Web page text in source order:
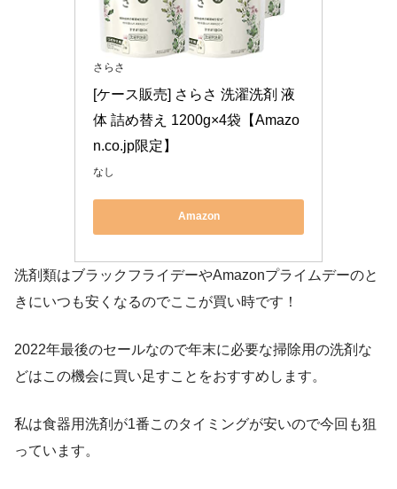
さらさ
[ケース販売] さらさ 洗濯洗剤 液
体 詰め替え 1200g×4袋【Amazo
n.co.jp限定】
なし
Amazon
洗剤類はブラックフライデーやAmazonプライムデーのと
きにいつも安くなるのでここが買い時です！
2022年最後のセールなので年末に必要な掃除用の洗剤な
どはこの機会に買い足すことをおすすめします。
私は食器用洗剤が1番このタイミングが安いので今回も狙
っています。